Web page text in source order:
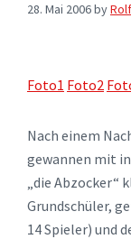
28. Mai 2006by
Foto1 Foto2
Nach einem
gewannen mit
„die Abzocker“
Grundschüler,
14 Spieler) und